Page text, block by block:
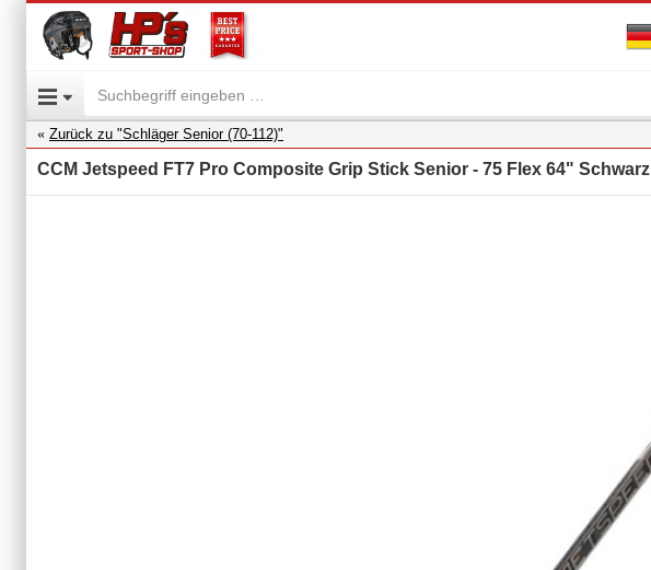
Zurück zu "Schläger Senior (70-112)"
CCM Jetspeed FT7 Pro Composite Grip Stick Senior - 75 Flex 64" Schwarz